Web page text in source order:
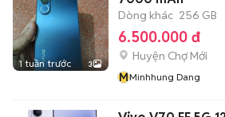
1 tuần trước 3
Dòng khác 256 GB
6.500.000 đ
Huyện Chợ Mới
MMinhhung Dang